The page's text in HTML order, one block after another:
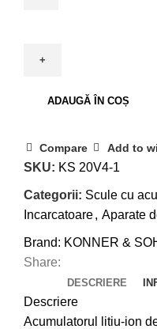
ADAUGĂ ÎN COȘ
Compare Add to
SKU: KS 20V4-1
Categorii: Scule cu
Incarcatoare, Aparate
Brand: KONNER &
Share:
DESCRIERE
Descriere
Acumulatorul litiu-ion